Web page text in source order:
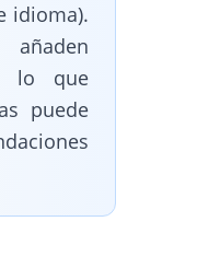
idioma).
lo que
puede